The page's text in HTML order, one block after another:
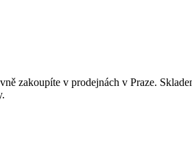
zakoupíte v prodejnách v Praze.